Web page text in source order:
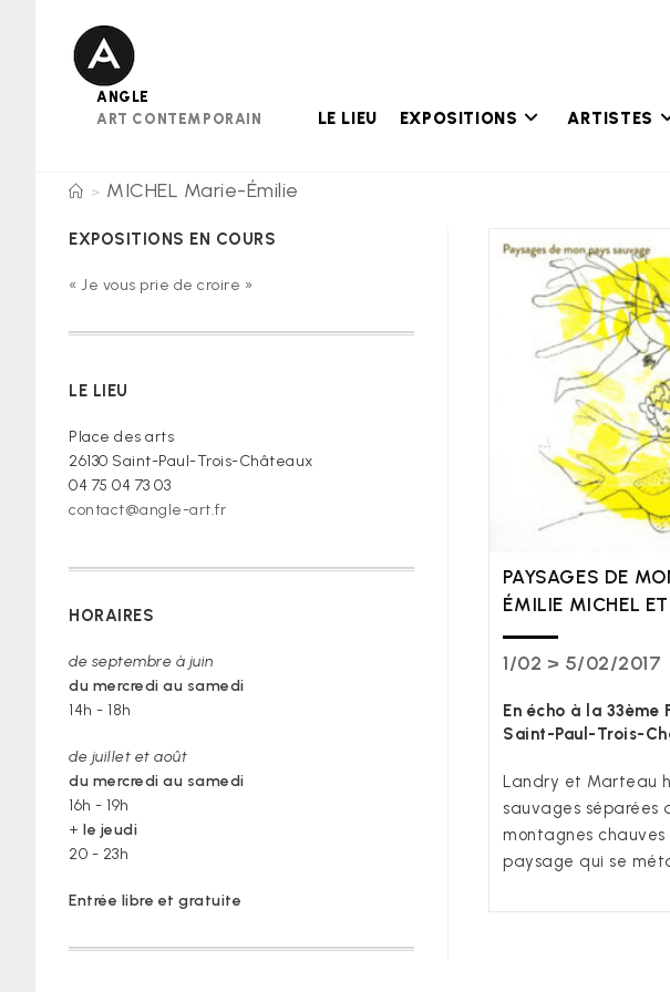
ANGLE
ART CONTEMPORAIN
LE LIEU EXPOSITIONS ARTISTES
> MICHEL Marie-Émilie
PAYSAGES DE
ÉMILIE MICHEL
1/02 > 5/02/2017
En écho à la 33ème
Saint-Paul-Trois-
Landry et Marteau
sauvages séparées
montagnes
paysage qui se
EXPOSITIONS EN COURS
« Je vous prie de croire »
LE LIEU
Place des arts
26130 Saint-Paul-Trois-Châteaux
04 75 04 73 03
contact@angle-art.fr
HORAIRES
de septembre à juin
du mercredi au samedi
14h - 18h
de juillet et août
du mercredi au samedi
16h - 19h
+ le jeudi
20 - 23h
Entrée libre et gratuite